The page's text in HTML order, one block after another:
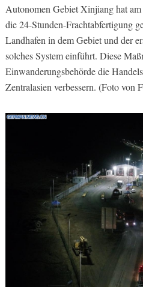
Autonomen Gebiet Xinjiang hat
die 24-Stunden-Frachtabfertigung
Landhafen in dem Gebiet und der
solches System einführt. Diese
Einwanderungsbehörde die
Zentralasien verbessern. (Foto von